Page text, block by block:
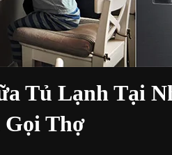
Tủ Lạnh Tại
Gọi Thợ